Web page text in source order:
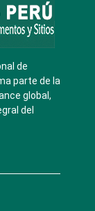
de
parte de la
global,
del